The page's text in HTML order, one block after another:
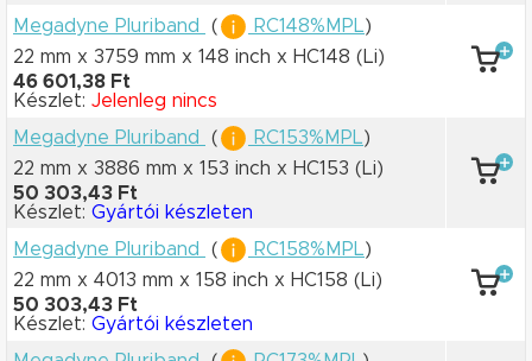
Megadyne Pluriband
( RC148%MPL)
22 mm x 3759 mm x 148 inch x HC148 (Li)
46 601,38 Ft
Készlet: Jelenleg nincs
Megadyne Pluriband
( RC153%MPL)
22 mm x 3886 mm x 153 inch x HC153 (Li)
50 303,43 Ft
Készlet: Gyártói készleten
Megadyne Pluriband
( RC158%MPL)
22 mm x 4013 mm x 158 inch x HC158 (Li)
50 303,43 Ft
Készlet: Gyártói készleten